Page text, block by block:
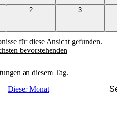
2
0
3
0
0
für diese Ansicht gefunden.
bevorstehenden
an diesem Tag.
Dieser Monat